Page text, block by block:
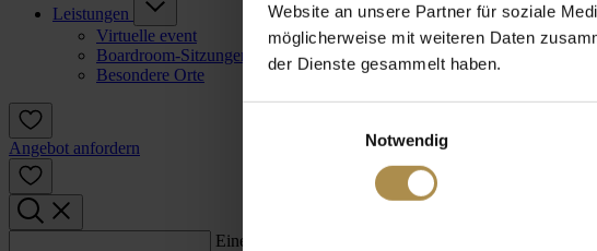
Website an unsere Partner für soziale
möglicherweise mit weiteren Daten
der Dienste gesammelt haben.
Notwendig
Leistungen
Virtuelle event
Boardroom-Sitzungen
Besondere Orte
Angebot anfordern
Einen Suchbegriff eingeben: